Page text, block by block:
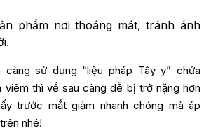
phẩm nơi thoáng mát, tránh ánh
càng sử dụng “liệu pháp Tây y” chứa
viêm thì về sau càng dễ bị trở nặng hơn
trước mắt giảm nhanh chóng mà áp
nhé!